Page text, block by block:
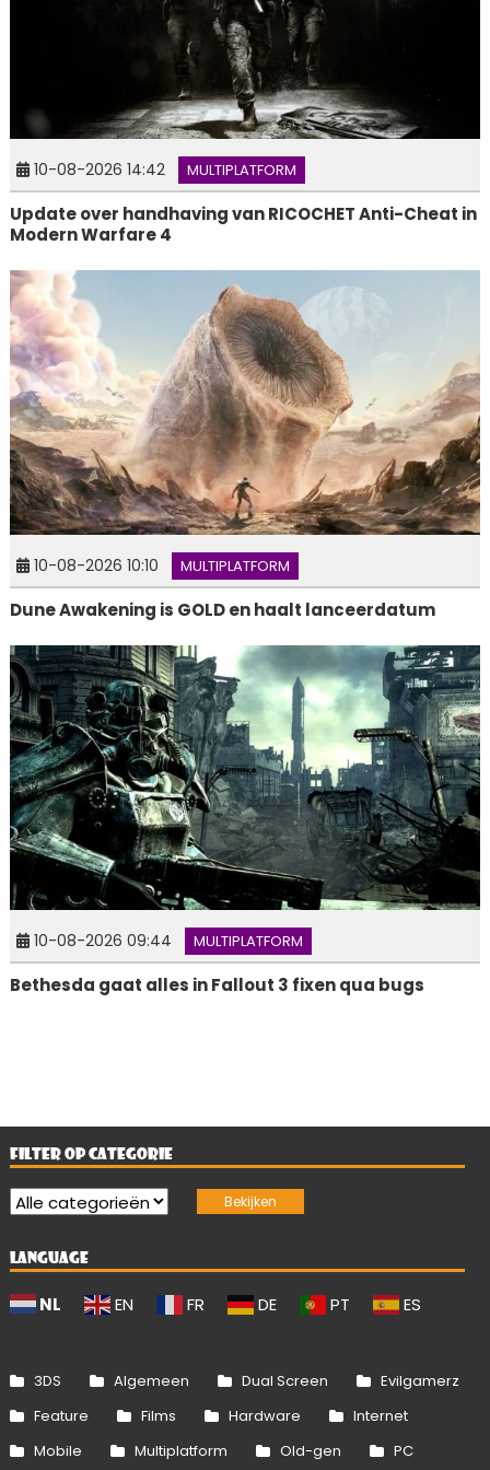
10-08-2026 14:42 MULTIPLATFORM
Update over handhaving van RICOCHET Anti-Cheat in
Modern Warfare 4
10-08-2026 10:10 MULTIPLATFORM
Dune Awakening is GOLD en haalt lanceerdatum
10-08-2026 09:44 MULTIPLATFORM
Bethesda gaat alles in Fallout 3 fixen qua bugs
FILTER OP CATEGORIE
LANGUAGE
NL EN FR DE PT ES
3DS Algemeen Dual Screen
Evilgamerz
Feature
Films Hardware
Internet
Mobile
Multiplatform Old-gen PC